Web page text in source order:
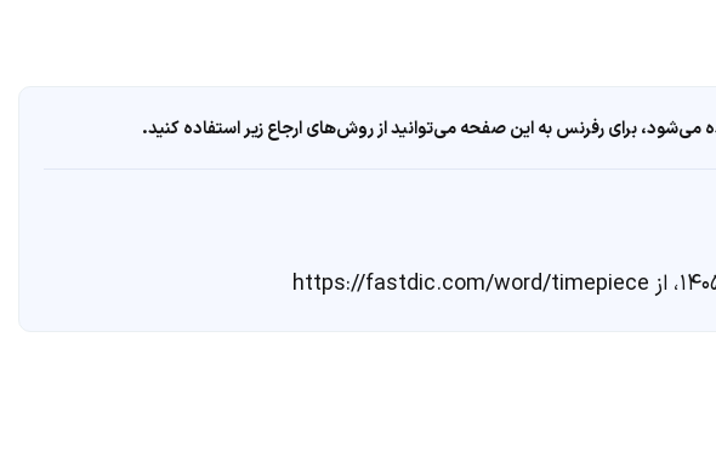
برای رفرنس به این صفحه می‌توانید از روش‌های ارجاع زیر استفاده کنید.